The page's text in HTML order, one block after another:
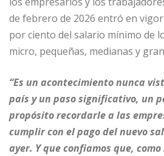
s
A
p
g
ra
m
e
b
o
o
k
l p
r
de febrero de 2026 entró en
por ciento del salario mínimo de
micro, pequeñas, medianas y
“Es un acontecimiento nunca
país y un paso significativo, un
propósito recordarle a las
cumplir con el pago del nuevo
ayer. Y que confiamos que,